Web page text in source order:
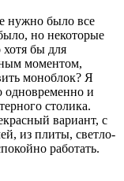
нужно было все
но некоторые
бы для
моментом,
моноблок? Я
одновременно и
столика.
вариант, с
из плиты, светло-
работать.